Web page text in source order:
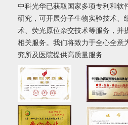
中科光华已获取国家多项专利和软
研究，可开展分子生物实验技术、
术、荧光原位杂交技术等服务，并
相关服务。我们将致力于全心全意
究所及医院提供高质量服务